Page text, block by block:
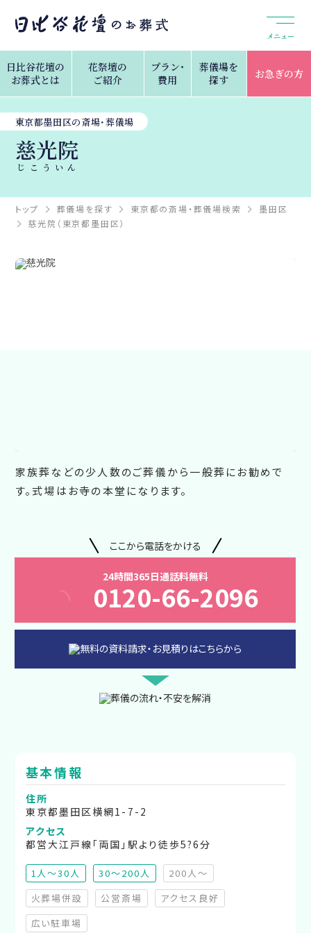
メニュー
日比谷花壇の
お葬式とは
花祭壇の
ご紹介
プラン・
費用
葬儀場を
探す
お急ぎの方
東京都墨田区の斎場・葬儀場
慈光院
じこういん
トップ 葬儀場を探す 東京都の斎場・葬儀場検索
墨田区
慈光院（東京都墨田区）
家族葬などの少人数のご葬儀から一般葬にお勧めで
す。式場はお寺の本堂になります。
ここから電話をかける
24時間365日通話料無料
0120-66-2096
基本情報
住所
東京都墨田区横網1-7-2
アクセス
都営大江戸線「両国」駅より徒歩5?6分
1人～30人 30～200人 200人～
（非推奨）
火葬場併設
（非対応）
公営斎場
（非対応）
アクセス良好
（非対応）
広い駐車場